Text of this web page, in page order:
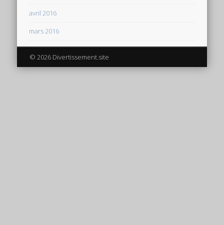
avril 2016
mars 2016
© 2026 Divertissement.site